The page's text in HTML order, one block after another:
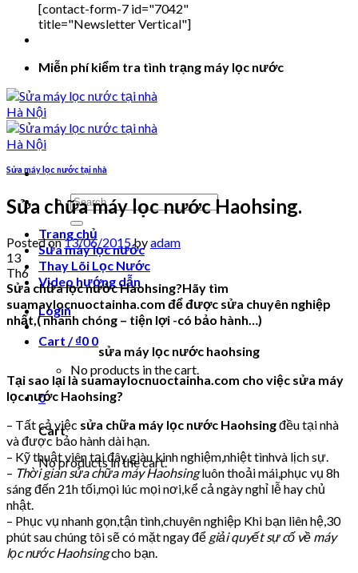
[contact-form-7 id="7042"
title="Newsletter Vertical"]
Miễn phí kiểm tra tình trạng máy lọc nước
Search
for:
Trang chủ
Sửa máy lọc nước
Thay Lõi Lọc Nước
Video hướng dẫn
Login
Cart /₫0 0
No products in the cart.
0
Cart
No products in the cart.
Sửa máy lọc nước tại nhà
Sửa chữa máy lọc nước Haohsing.
Posted on13/06/2015byadam
13
Th6
Sửa chữa lọc nước Haohsing?Hãy tìm
suamaylocnuoctainha.com để được sửa chuyên nghiệp
nhất,( nhanh chóng – tiện lợi -có bảo hành…)
sửa máy lọc nước haohsing
Tại sao lại là suamaylocnuoctainha.com cho việc sửa máy
lọc nước Haohsing?
– Tất cả việc sửa chữa máy lọc nước Haohsingđều tại nhà
và được bảo hành dài hạn.
– Kỹ thuật viên tại đây giàu kinh nghiệm,nhiệt tìnhvà lịch sự.
– Thời gian sửa chữa máy Haohsingluôn thoải mái,phục vụ 8h
sáng đến 21h tối,mọi lúc mọi nơi,kể cả ngày nghỉ lễ hay chủ
nhật.
– Phục vụ nhanh gọn,tận tình,chuyên nghiệp Khi bạn liên hệ,30
phút sau chúng tôi sẽ có mặt ngay để giải quyết sự cố về máy
lọc nước Haohsingcho bạn.